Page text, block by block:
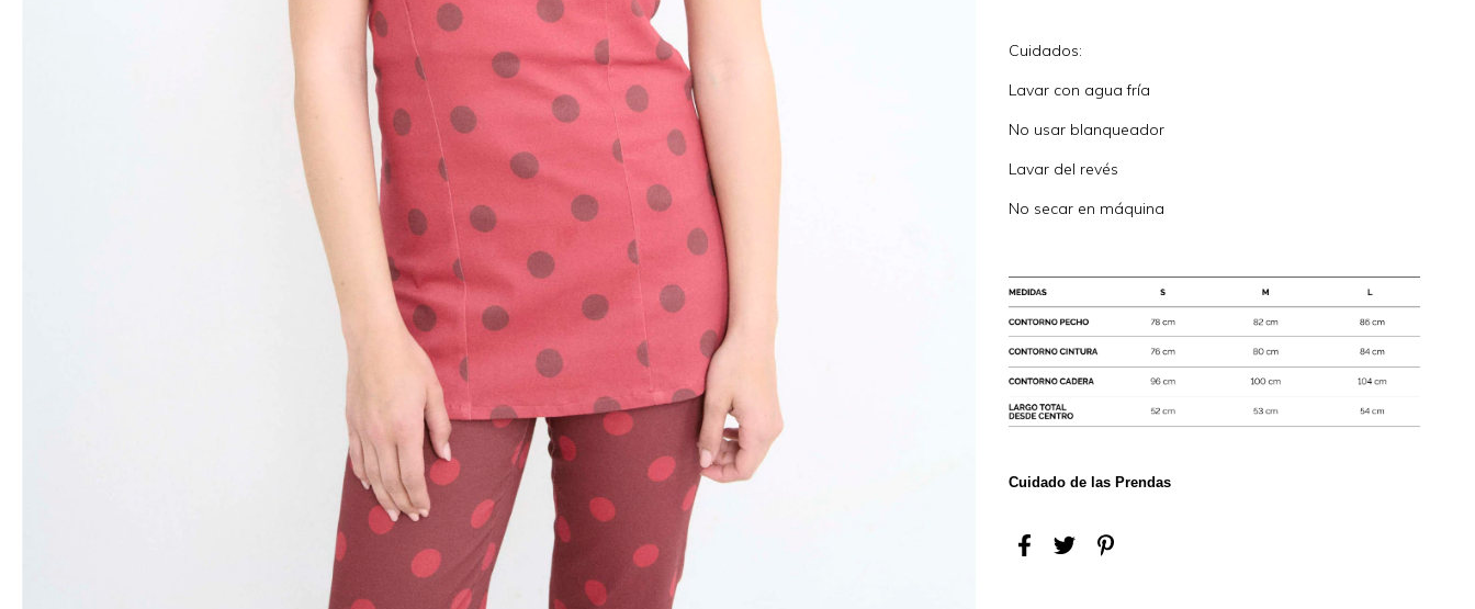
Cuidados:
Lavar con agua fría
No usar blanqueador
Lavar del revés
No secar en máquina
Cuidado de las Prendas